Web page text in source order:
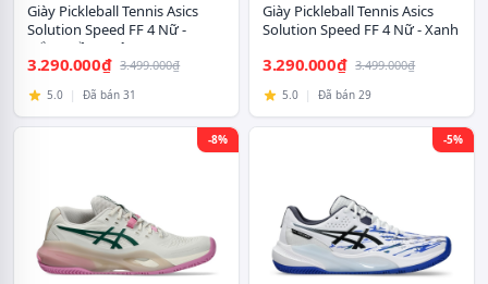
Giày Pickleball Tennis Asics
Solution Speed FF 4 Nữ -
Trắng Hồng Nâu
3.290.000₫ 3.499.000₫
5.0 | Đã bán 31
Giày Pickleball Tennis Asics
Solution Speed FF 4 Nữ - Xanh
3.290.000₫ 3.499.000₫
5.0 | Đã bán 29
-8% -5%